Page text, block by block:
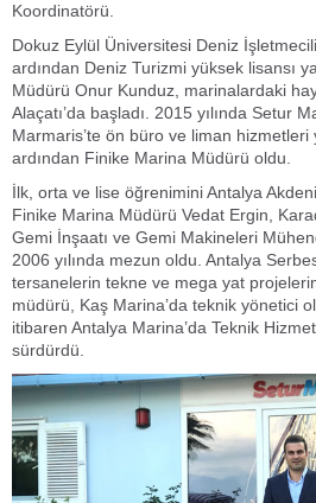
Koordinatörü.
Dokuz Eylül Üniversitesi Deniz
ardından Deniz Turizmi yüksek lisansı
Müdürü Onur Kunduz, marinalardaki
Alaçatı’da başladı. 2015 yılında Setur
Marmaris’te ön büro ve liman hizmetleri
ardından Finike Marina Müdürü oldu.
İlk, orta ve lise öğrenimini Antalya
Finike Marina Müdürü Vedat Ergin,
Gemi İnşaatı ve Gemi Makineleri
2006 yılında mezun oldu. Antalya
tersanelerin tekne ve mega yat
müdürü, Kaş Marina’da teknik yönetici
itibaren Antalya Marina’da Teknik
sürdürdü.